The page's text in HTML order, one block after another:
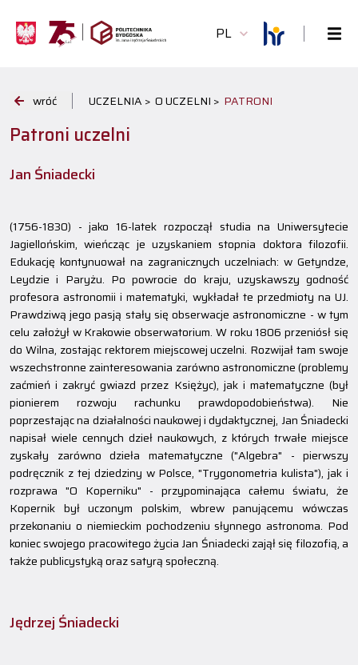
PL
wróć UCZELNIA > O UCZELNI > PATRONI
Patroni uczelni
Jan Śniadecki
(1756-1830) - jako 16-latek rozpoczął studia na Uniwersytecie
Jagiellońskim, wieńcząc je uzyskaniem stopnia doktora filozofii.
Edukację kontynuował na zagranicznych uczelniach: w Getyndze,
Leydzie i Paryżu. Po powrocie do kraju, uzyskawszy godność
profesora astronomii i matematyki, wykładał te przedmioty na UJ.
Prawdziwą jego pasją stały się obserwacje astronomiczne - w tym
celu założył w Krakowie obserwatorium. W roku 1806 przeniósł się
do Wilna, zostając rektorem miejscowej uczelni. Rozwijał tam swoje
wszechstronne zainteresowania zarówno astronomiczne (problemy
zaćmień i zakryć gwiazd przez Księżyc), jak i matematyczne (był
pionierem rozwoju rachunku prawdopodobieństwa). Nie
poprzestając na działalności naukowej i dydaktycznej, Jan Śniadecki
napisał wiele cennych dzieł naukowych, z których trwałe miejsce
zyskały zarówno dzieła matematyczne ("Algebra" - pierwszy
podręcznik z tej dziedziny w Polsce, "Trygonometria kulista"), jak i
rozprawa "O Koperniku" - przypominająca całemu światu, że
Kopernik był uczonym polskim, wbrew panującemu wówczas
przekonaniu o niemieckim pochodzeniu słynnego astronoma. Pod
koniec swojego pracowitego życia Jan Śniadecki zajął się filozofią, a
także publicystyką oraz satyrą społeczną.
Jędrzej Śniadecki